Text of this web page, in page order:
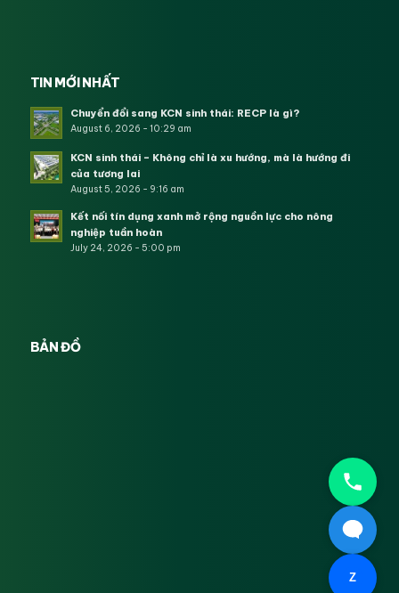
TIN MỚI NHẤT
Chuyển đổi sang KCN sinh thái: RECP là gì?
August 6, 2026 - 10:29 am
KCN sinh thái – Không chỉ là xu hướng, mà là hướng đi
của tương lai
August 5, 2026 - 9:16 am
Kết nối tín dụng xanh mở rộng nguồn lực cho nông
nghiệp tuần hoàn
July 24, 2026 - 5:00 pm
BẢN ĐỒ
Z